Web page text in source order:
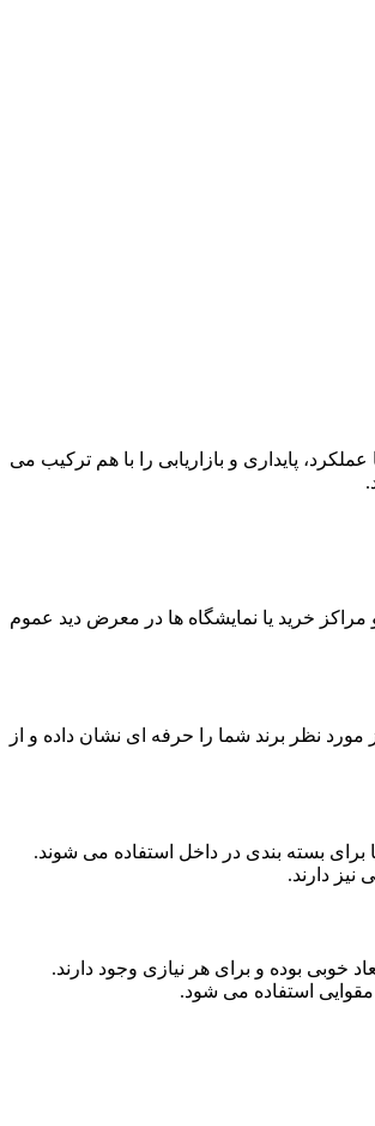
پایداری و بازاریابی را با هم ترکیب می
خرید یا نمایشگاه ها در معرض دید عموم
نظر برند شما را حرفه ای نشان داده و از
بسته بندی در داخل استفاده می شوند.
دارند.
خوبی بوده و برای هر نیازی وجود دارند.
استفاده می شود.